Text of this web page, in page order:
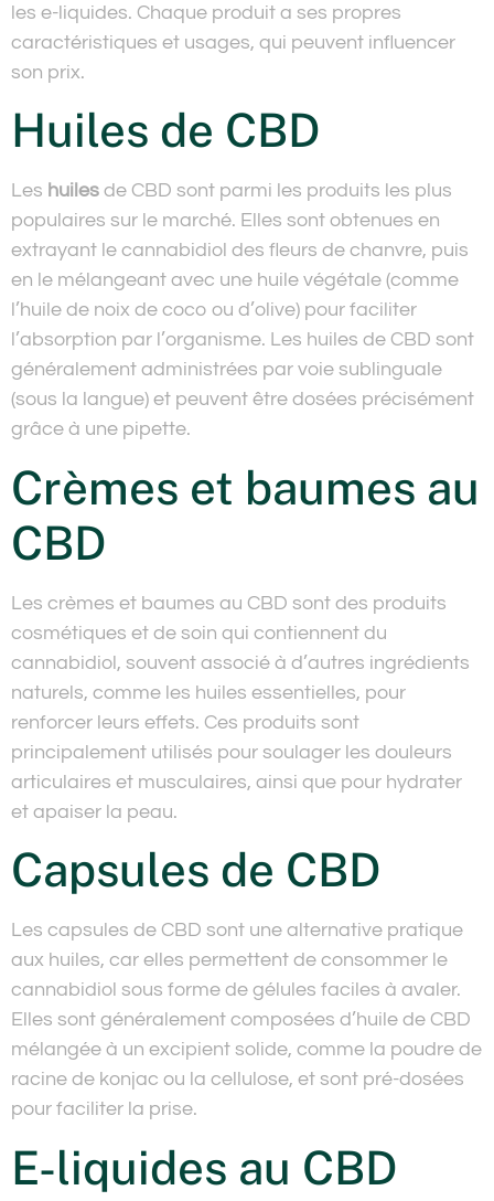
les e-liquides. Chaque produit a ses propres
caractéristiques et usages, qui peuvent influencer
son prix.
Huiles de CBD
Les huiles de CBD sont parmi les produits les plus
populaires sur le marché. Elles sont obtenues en
extrayant le cannabidiol des fleurs de chanvre, puis
en le mélangeant avec une huile végétale (comme
l’huile de noix de coco ou d’olive) pour faciliter
l’absorption par l’organisme. Les huiles de CBD sont
généralement administrées par voie sublinguale
(sous la langue) et peuvent être dosées précisément
grâce à une pipette.
Crèmes et baumes au
CBD
Les crèmes et baumes au CBD sont des produits
cosmétiques et de soin qui contiennent du
cannabidiol, souvent associé à d’autres ingrédients
naturels, comme les huiles essentielles, pour
renforcer leurs effets. Ces produits sont
principalement utilisés pour soulager les douleurs
articulaires et musculaires, ainsi que pour hydrater
et apaiser la peau.
Capsules de CBD
Les capsules de CBD sont une alternative pratique
aux huiles, car elles permettent de consommer le
cannabidiol sous forme de gélules faciles à avaler.
Elles sont généralement composées d’huile de CBD
mélangée à un excipient solide, comme la poudre de
racine de konjac ou la cellulose, et sont pré-dosées
pour faciliter la prise.
E-liquides au CBD